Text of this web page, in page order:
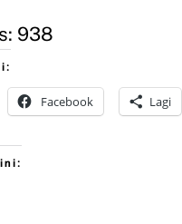
938
Facebook Lagi